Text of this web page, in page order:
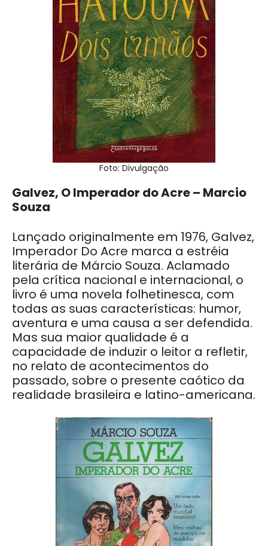
Foto: Divulgação
Galvez, O Imperador do Acre – Marcio
Souza
Lançado originalmente em 1976, Galvez,
Imperador Do Acre marca a estréia
literária de Márcio Souza. Aclamado
pela crítica nacional e internacional, o
livro é uma novela folhetinesca, com
todas as suas características: humor,
aventura e uma causa a ser defendida.
Mas sua maior qualidade é a
capacidade de induzir o leitor a refletir,
no relato de acontecimentos do
passado, sobre o presente caótico da
realidade brasileira e latino-americana.